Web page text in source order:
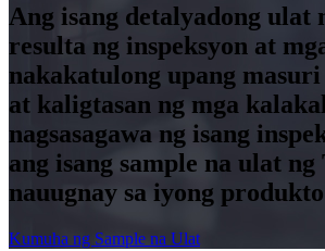
Ang isang detalyadong ulat
resulta ng inspeksyon at
nakakatulong upang
at kaligtasan ng mga
nagsasagawa ng isang
ang isang sample na ulat
nauugnay sa iyong
Kumuha ng Sample na Ulat